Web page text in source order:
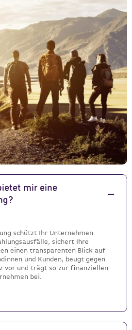
mir eine
schützt Ihr Unternehmen
sichert Ihre
einen transparenten Blick auf
und Kunden, beugt gegen
vor und trägt so zur finanziellen
bei.